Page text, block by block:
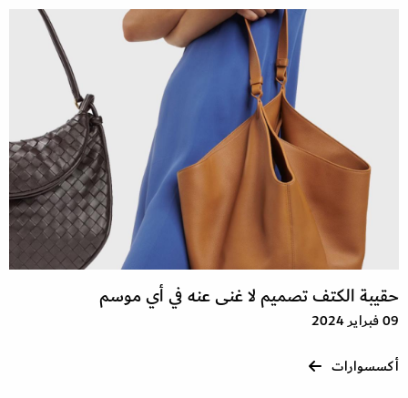
حقيبة الكتف تصميم لا غنى عنه في أي موسم
09 فبراير 2024
أكسسوارات